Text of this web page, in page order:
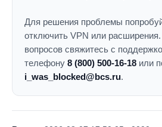
Для решения проблемы
отключить VPN или
вопросов свяжитесь с
телефону 8 (800) 500-16-18 или
i_was_blocked@bcs.ru.